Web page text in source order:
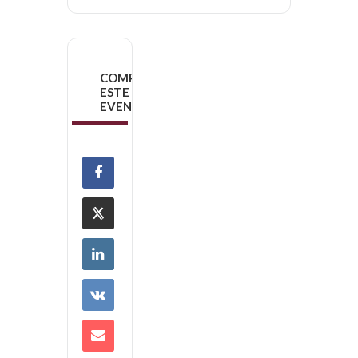
COMPARTIR
ESTE
EVENTO